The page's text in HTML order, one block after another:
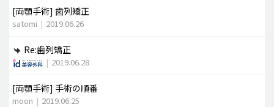
[両顎手術] 歯列矯正
satomi | 2019.06.26
Re:歯列矯正
| 2019.06.28
[両顎手術] 手術の順番
moon | 2019.06.25